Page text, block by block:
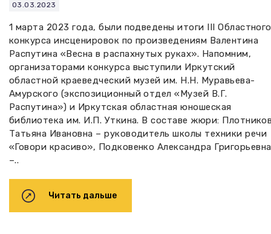
03.03.2023
1 марта 2023 года, были подведены итоги III Областного
конкурса инсценировок по произведениям Валентина
Распутина «Весна в распахнутых руках». Напомним,
организаторами конкурса выступили Иркутский
областной краеведческий музей им. Н.Н. Муравьева-
Амурского (экспозиционный отдел «Музей В.Г.
Распутина») и Иркутская областная юношеская
библиотека им. И.П. Уткина. В составе жюри:
Татьяна Ивановна – руководитель школы техники речи
«Говори красиво», Подковенко Александра Григорьевна
–..
Читать дальше